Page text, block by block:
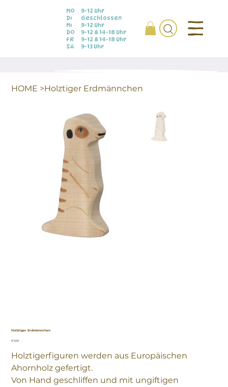
MO
DI
MI
DO
FR
SA
9-12 Uhr
Geschlossen
9-12 Uhr
9-12 & 14-18 Uhr
9-12 & 14-18 Uhr
9-13 Uhr
HOME >Holztiger Erdmännchen
Holztiger Erdmännchen
Preis
€ 9,00
Holztigerfiguren werden aus Europäischen
Ahornholz gefertigt.
Von Hand geschliffen und mit ungiftigen